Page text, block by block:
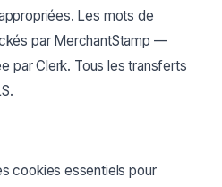
Les mots de
par MerchantStamp —
par Clerk. Tous les transferts
cookies essentiels pour